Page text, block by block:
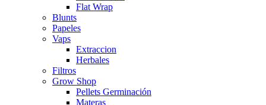
Flat Wrap
Blunts
Papeles
Vaps
Extraccion
Herbales
Filtros
Grow Shop
Pellets Germinación
Materas